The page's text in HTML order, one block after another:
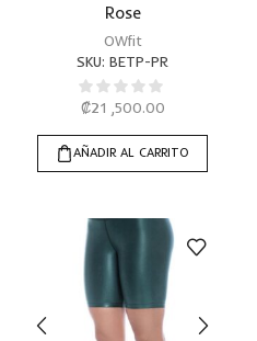
Rose
OWfit
SKU: BETP-PR
₡21 ,500.00
AÑADIR AL CARRITO